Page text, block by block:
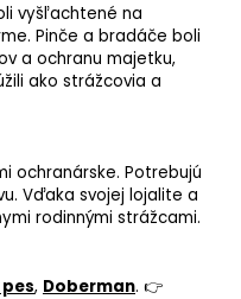
vyšľachtené na
Pinče a bradáče boli
a ochranu majetku,
ako strážcovia a
ochranárske. Potrebujú
Vďaka svojej lojalite a
rodinnými strážcami.
, Doberman. 👉